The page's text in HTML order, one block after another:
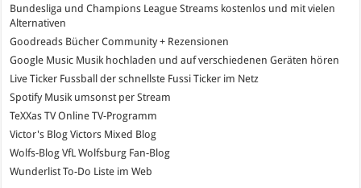
Bundesliga und Champions League Streams kostenlos und mit vielen
Alternativen
Goodreads Bücher Community + Rezensionen
Google Music Musik hochladen und auf verschiedenen Geräten hören
Live Ticker Fussball der schnellste Fussi Ticker im Netz
SpotifyMusik umsonst per Stream
TeXXas TVOnline TV-Programm
Victor's Blog Victors Mixed Blog
Wolfs-Blog VfL Wolfsburg Fan-Blog
Wunderlist To-Do Liste im Web